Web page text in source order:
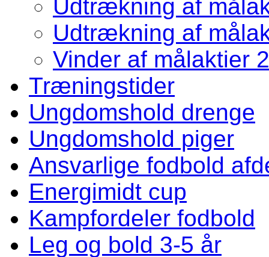
Udtrækning af
Udtrækning af
Vinder af målaktier
Træningstider
Ungdomshold drenge
Ungdomshold piger
Ansvarlige fodbold
Energimidt cup
Kampfordeler fodbold
Leg og bold 3-5 år